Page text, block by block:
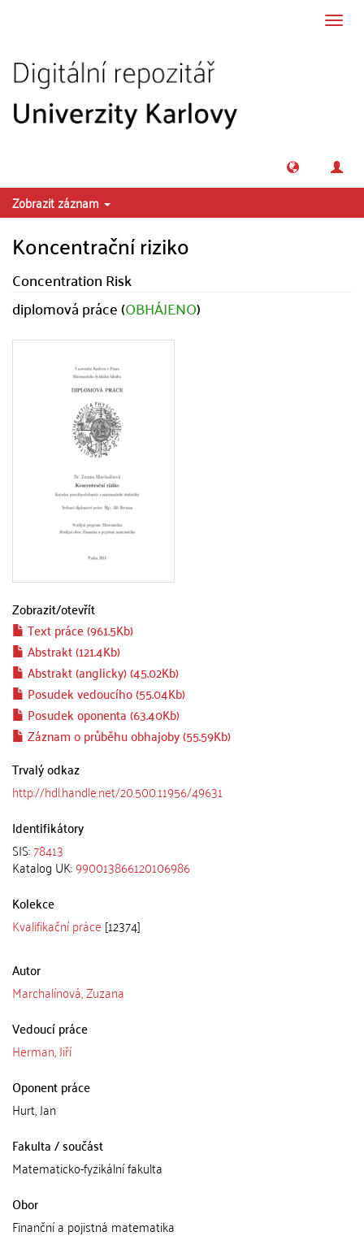
Zobrazit záznam
Koncentrační riziko
Concentration Risk
diplomová práce (OBHÁJENO)
Zobrazit/otevřít
Text práce (961.5Kb)
Abstrakt (121.4Kb)
Abstrakt (anglicky) (45.02Kb)
Posudek vedoucího (55.04Kb)
Posudek oponenta (63.40Kb)
Záznam o průběhu obhajoby (55.59Kb)
Trvalý odkaz
http://hdl.handle.net/20.500.11956/49631
Identifikátory
SIS:78413
Katalog UK:990013866120106986
Kolekce
Kvalifikační práce [12374]
Autor
Marchalínová, Zuzana
Vedoucí práce
Herman, Jiří
Oponent práce
Hurt, Jan
Fakulta / součást
Matematicko-fyzikální fakulta
Obor
Finanční a pojistná matematika